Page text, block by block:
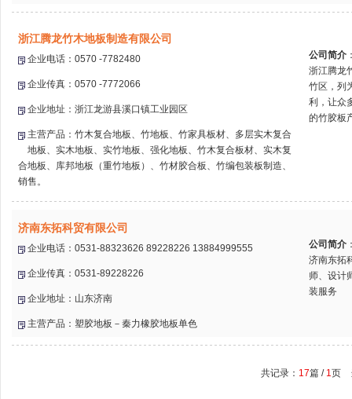
浙江腾龙竹木地板制造有限公司
企业电话：0570 -7782480
企业传真：0570 -7772066
企业地址：浙江龙游县溪口镇工业园区
主营产品：竹木复合地板、竹地板、竹家具板材、多层实木复合
地板、实木地板、实竹地板、强化地板、竹木复合板材、实木复
合地板、库邦地板（重竹地板）、竹材胶合板、竹编包装板制造、
销售。
公司简介
浙江腾龙
竹区，列
利，让众
的竹胶板
济南东拓科贸有限公司
企业电话：0531-88323626 89228226 13884999555
企业传真：0531-89228226
企业地址：山东济南
主营产品：塑胶地板－秦力橡胶地板单色
公司简介
济南东拓
师、设计
装服务
共记录： 17篇 / 1页